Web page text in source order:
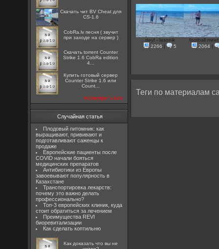
Скачать чит BV Cheat для
CS-1.6
CobRa.lv песня ( звучит
при заходе на сервер )
Скачать torrent Counter
Strike 1.6 CobRa edition
4...
Купить готовый сервер
Counter Strike 1.6 или
Count...
посмотреть все
Случайная статья
Плодовый питомник: как
выращивают, прививают и
подготавливают саженцы к
продаже
Европейские пациенты после
COVID начали бояться
медицинских препаратов
Антибиотики из Европы
завоевывают популярность в
Казахстане
Транспортировка лекарств:
почему это важно делать
профессионально?
Топ-3 европейских клиник, куда
стоит обратиться за лечением
Преимущества REVI
биоревитализации
Как сделать коптильню
Как доказать что вы не
deyf - lasonik
2266
5
football
2064|
Теги по материалам